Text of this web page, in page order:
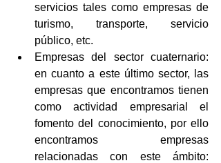
servicios tales como empresas de
turismo, transporte, servicio
público, etc.
Empresas del sector cuaternario:
en cuanto a este último sector, las
empresas que encontramos tienen
como actividad empresarial el
fomento del conocimiento, por ello
encontramos empresas
relacionadas con este ámbito: